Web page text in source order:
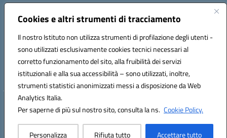
Cookies e altri strumenti di tracciamento
Il nostro Istituto non utilizza strumenti di profilazione degli utenti -
sono utilizzati esclusivamente cookies tecnici necessari al
corretto funzionamento del sito, alla fruibilità dei servizi
istituzionali e alla sua accessibilità – sono utilizzati, inoltre,
strumenti statistici anonimizzati messi a disposizione da Web
Analytics Italia.
Per saperne di più sul nostro sito, consulta la ns. Cookie Policy.
Personalizza Rifiuta tutto Accettare tutto
Indirizzo:
Centralino:096721161 Email:czic869004@istruzione.it
Codice fiscale: 84000710792
Codice meccanografico:
CZIC869004
Codice unico di fatturazione (CUF): UFKGA0
Hosting & Powered by 3D Solution S.r.l.
Concept & Design by Designers Italia